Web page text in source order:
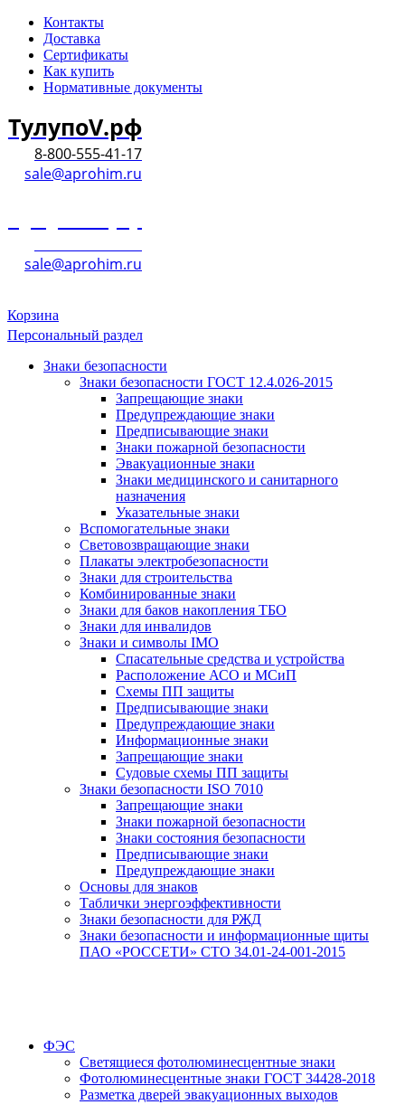
Контакты
Доставка
Сертификаты
Как купить
Нормативные документы
ТулупоV.рф
8-800-555-41-17
sale@aprohim.ru
sale@aprohim.ru
Корзина
Персональный раздел
Знаки безопасности
Знаки безопасности ГОСТ 12.4.026-2015
Запрещающие знаки
Предупреждающие знаки
Предписывающие знаки
Знаки пожарной безопасности
Эвакуационные знаки
Знаки медицинского и санитарного
назначения
Указательные знаки
Вспомогательные знаки
Световозвращающие знаки
Плакаты электробезопасности
Знаки для строительства
Комбинированные знаки
Знаки для баков накопления ТБО
Знаки для инвалидов
Знаки и символы IMO
Спасательные средства и устройства
Расположение АСО и МСиП
Схемы ПП защиты
Предписывающие знаки
Предупреждающие знаки
Информационные знаки
Запрещающие знаки
Судовые схемы ПП защиты
Знаки безопасности ISO 7010
Запрещающие знаки
Знаки пожарной безопасности
Знаки состояния безопасности
Предписывающие знаки
Предупреждающие знаки
Основы для знаков
Таблички энергоэффективности
Знаки безопасности для РЖД
Знаки безопасности и информационные щиты
ПАО «РОССЕТИ» СТО 34.01-24-001-2015
ФЭС
Светящиеся фотолюминесцентные знаки
Фотолюминесцентные знаки ГОСТ 34428-2018
Разметка дверей эвакуационных выходов